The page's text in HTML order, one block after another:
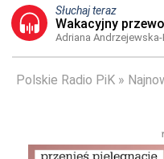
Słuchaj teraz
Wakacyjny
Adriana Andrzejewska-
Polskie Radio PiK